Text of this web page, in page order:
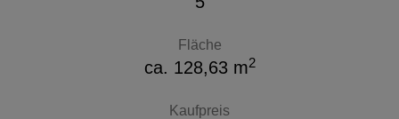
Fläche
ca. 128,63 m2
Kaufpreis